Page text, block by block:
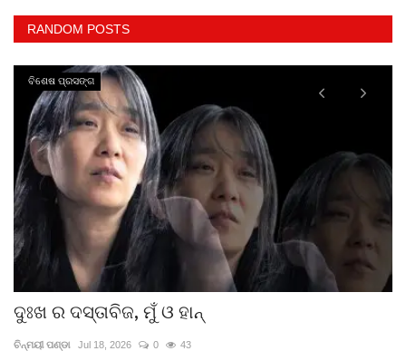
RANDOM POSTS
ବିଶେଷ ପ୍ରସଙ୍ଗ
ଦୁଃଖ ର ଦସ୍ତାବିଜ, ମୁଁ ଓ ହାନ୍
ଚିନ୍ମୟୀ ପଣ୍ଡା Jul 18, 2026 0 43